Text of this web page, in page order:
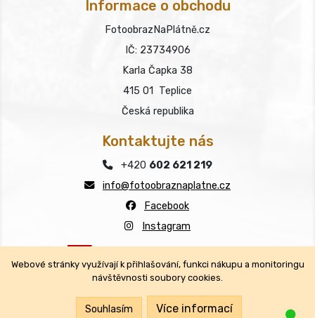
Kontaktujte nás
+420 602 621 219
info@fotoobraznaplatne.cz
Facebook
Instagram
Všechna práva vyhrazena.
Informace o obchodu
FotoobrazNaPlátně.cz
IČ: 23734906
Karla Čapka 38
415 01 Teplice
Česká republika
Webové stránky využívají k přihlašování, funkci nákupu a monitoringu
návštěvnosti soubory cookies.
Souhlasím Více informací